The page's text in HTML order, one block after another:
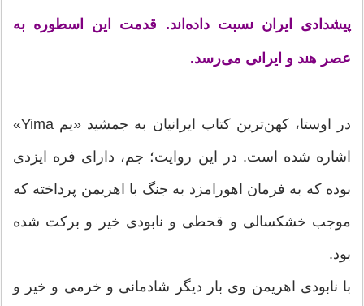
پیشدادی ایران نسبت داده‌اند. قدمت این اسطوره به
عصر هند و ایرانی می‌رسد.
در اوستا، کهن‌ترین کتاب ایرانیان به جمشید «یم Yima»
اشاره شده است. در این روایت؛ جم، دارای فره ایزدی
بوده که به فرمان اهورامزد به جنگ با اهریمن پرداخته که
موجب خشکسالی و قحطی و نابودی خیر و برکت شده
بود.
با نابودی اهریمن وی بار دیگر شادمانی و خرمی و خیر و